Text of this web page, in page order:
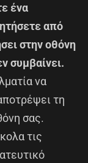
ένα
από
στην οθόνη
συμβαίνει.
να
τη
σας.
τις